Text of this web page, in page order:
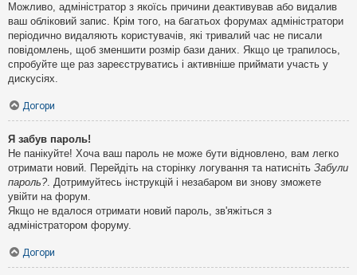
Можливо, адміністратор з якоїсь причини деактивував або видалив
ваш обліковий запис. Крім того, на багатьох форумах адміністратори
періодично видаляють користувачів, які тривалий час не писали
повідомлень, щоб зменшити розмір бази даних. Якщо це трапилось,
спробуйте ще раз зареєструватись і активніше приймати участь у
дискусіях.
Догори
Я забув пароль!
Не панікуйте! Хоча ваш пароль не може бути відновлено, вам легко
отримати новий. Перейдіть на сторінку логування та натисніть Забули
пароль?. Дотримуйтесь інструкцій і незабаром ви знову зможете
увійти на форум.
Якщо не вдалося отримати новий пароль, зв'яжіться з
адміністратором форуму.
Догори